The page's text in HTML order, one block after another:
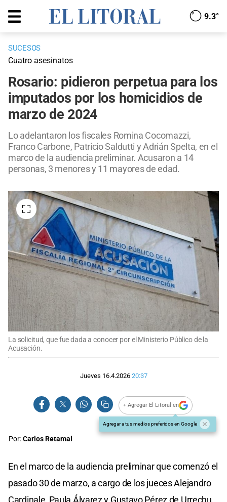
9.3°
SUCESOS
Cuatro asesinatos
Rosario: pidieron perpetua para los
imputados por los homicidios de
marzo de 2024
Lo adelantaron los fiscales Romina Cocomazzi,
Franco Carbone, Patricio Saldutti y Adrián Spelta, en el
marco de la audiencia preliminar. Acusaron a 14
personas, 3 menores y 11 mayores de edad.
La solicitud, que fue dada a conocer por el Ministerio Público de la
Acusación.
Jueves 16.4.2026 20:37
+ Agregar El Litoral en
Agregar a tus medios preferidos en Google
Por:Carlos Retamal
En el marco de la audiencia preliminar que comenzó el
pasado 30 de marzo, a cargo de los jueces Alejandro
Cardinale, Paula Álvarez y Gustavo Pérez de Urrechu,